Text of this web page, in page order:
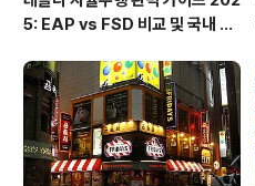
5: EAP vs FSD 비교 및 국내 사